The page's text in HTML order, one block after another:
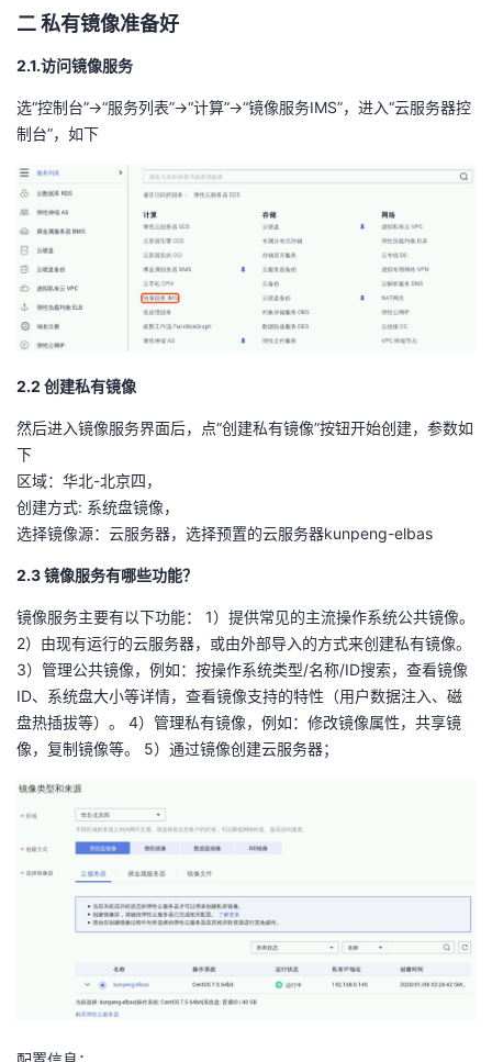
二 私有镜像准备好
2.1.访问镜像服务
选“控制台”->“服务列表”->“计算”->“镜像服务IMS”，进入“云服务器控
制台”，如下
2.2 创建私有镜像
然后进入镜像服务界面后，点“创建私有镜像”按钮开始创建，参数如
下
区域：华北-北京四，
创建方式: 系统盘镜像，
选择镜像源：云服务器，选择预置的云服务器kunpeng-elbas
2.3 镜像服务有哪些功能？
镜像服务主要有以下功能： 1）提供常见的主流操作系统公共镜像。
2）由现有运行的云服务器，或由外部导入的方式来创建私有镜像。
3）管理公共镜像，例如：按操作系统类型/名称/ID搜索，查看镜像
ID、系统盘大小等详情，查看镜像支持的特性（用户数据注入、磁
盘热插拔等）。 4）管理私有镜像，例如：修改镜像属性，共享镜
像，复制镜像等。 5）通过镜像创建云服务器；